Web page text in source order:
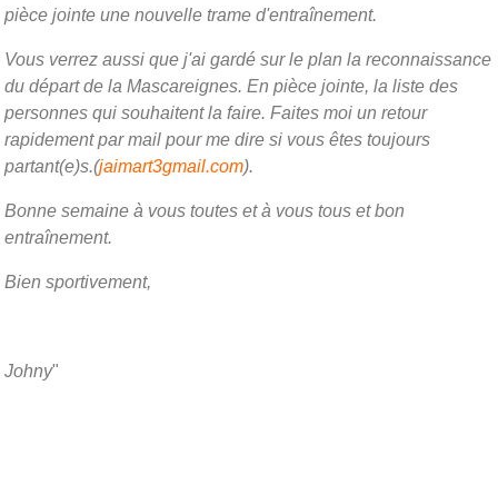
pièce jointe une nouvelle trame d'entraînement.
Vous verrez aussi que j'ai gardé sur le plan la reconnaissance
du départ de la Mascareignes. En pièce jointe, la liste des
personnes qui souhaitent la faire. Faites moi un retour
rapidement par mail pour me dire si vous êtes toujours
partant(e)s.(jaimart3gmail.com).
Bonne semaine à vous toutes et à vous tous et bon
entraînement.
Bien sportivement,
Johny"